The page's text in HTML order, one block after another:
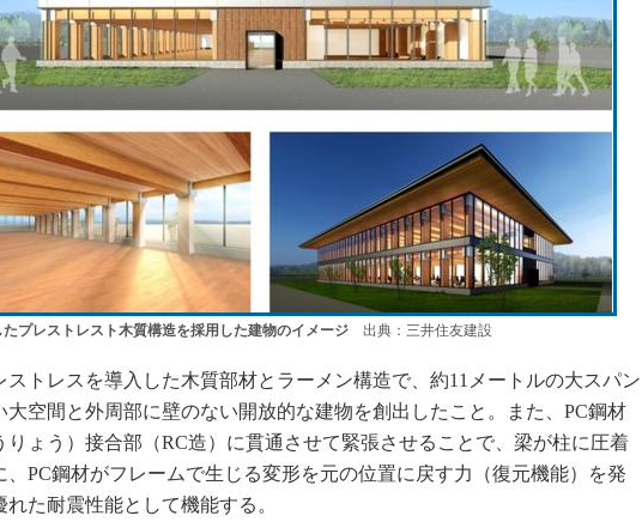
プレストレスト木質構造を採用した建物のイメージ出典：三井住友建設
トレスを導入した木質部材とラーメン構造で、約11メートルの大スパン
大空間と外周部に壁のない開放的な建物を創出したこと。また、PC鋼材
りょう）接合部（RC造）に貫通させて緊張させることで、梁が柱に圧着
、PC鋼材がフレームで生じる変形を元の位置に戻す力（復元機能）を発
た耐震性能として機能する。